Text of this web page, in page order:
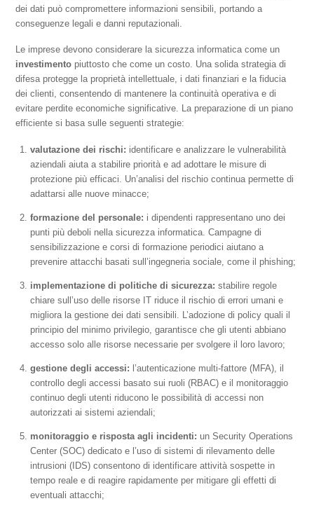
dei dati può compromettere informazioni sensibili, portando a
conseguenze legali e danni reputazionali.
Le imprese devono considerare la sicurezza informatica come un
investimento piuttosto che come un costo. Una solida strategia di
difesa protegge la proprietà intellettuale, i dati finanziari e la fiducia
dei clienti, consentendo di mantenere la continuità operativa e di
evitare perdite economiche significative. La preparazione di un piano
efficiente si basa sulle seguenti strategie:
valutazione dei rischi: identificare e analizzare le vulnerabilità
aziendali aiuta a stabilire priorità e ad adottare le misure di
protezione più efficaci. Un’analisi del rischio continua permette di
adattarsi alle nuove minacce;
formazione del personale: i dipendenti rappresentano uno dei
punti più deboli nella sicurezza informatica. Campagne di
sensibilizzazione e corsi di formazione periodici aiutano a
prevenire attacchi basati sull’ingegneria sociale, come il phishing;
implementazione di politiche di sicurezza: stabilire regole
chiare sull’uso delle risorse IT riduce il rischio di errori umani e
migliora la gestione dei dati sensibili. L’adozione di policy quali il
principio del minimo privilegio, garantisce che gli utenti abbiano
accesso solo alle risorse necessarie per svolgere il loro lavoro;
gestione degli accessi: l’autenticazione multi-fattore (MFA), il
controllo degli accessi basato sui ruoli (RBAC) e il monitoraggio
continuo degli utenti riducono le possibilità di accessi non
autorizzati ai sistemi aziendali;
monitoraggio e risposta agli incidenti: un Security Operations
Center (SOC) dedicato e l’uso di sistemi di rilevamento delle
intrusioni (IDS) consentono di identificare attività sospette in
tempo reale e di reagire rapidamente per mitigare gli effetti di
eventuali attacchi;